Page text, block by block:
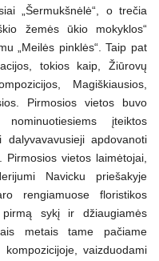
„Šermukšnėlė“, o trečia
žemės ūkio mokyklos“
„Meilės pinklės“. Taip pat
tokios kaip, Žiūrovų
Magiškiausios,
Pirmosios vietos buvo
įteiktos
apdovanoti
Pirmosios vietos laimėtojai,
Navicku priešakyje
rengiamuose floristikos
sykį ir džiaugiamės
metais tame pačiame
vaizduodami